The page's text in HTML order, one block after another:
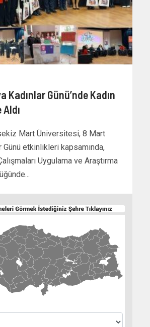
Kadınlar Günü’nde Kadın
Mart Üniversitesi, 8 Mart
Günü etkinlikleri kapsamında,
Uygulama ve Araştırma